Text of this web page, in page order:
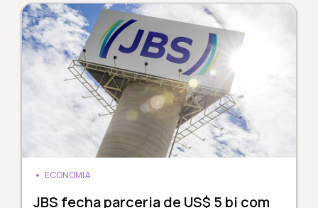
ECONOMIA
JBS fecha parceria de US$ 5 bi com